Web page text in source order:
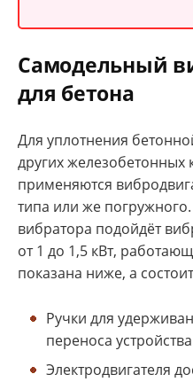
Самодельный
для бетона
Для уплотнения
других железобетонных
применяются
типа или же
вибратора подойдёт
от 1 до 1,5 кВт,
показана ниже, а
Ручки для
переноса
Электродвигателя